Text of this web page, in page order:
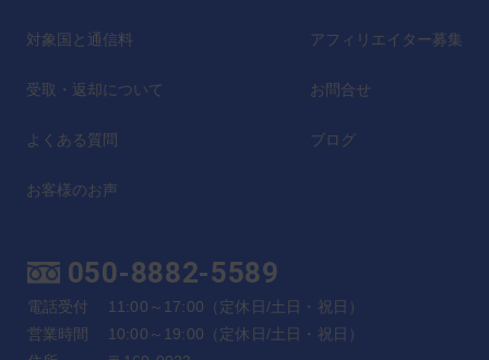
対象国と通信料
受取・返却について
よくある質問
お客様のお声
アフィリエイター募集
お問合せ
ブログ
050-8882-5589
電話受付
11:00～17:00（定休日/土日・祝日）
営業時間
10:00～19:00（定休日/土日・祝日）